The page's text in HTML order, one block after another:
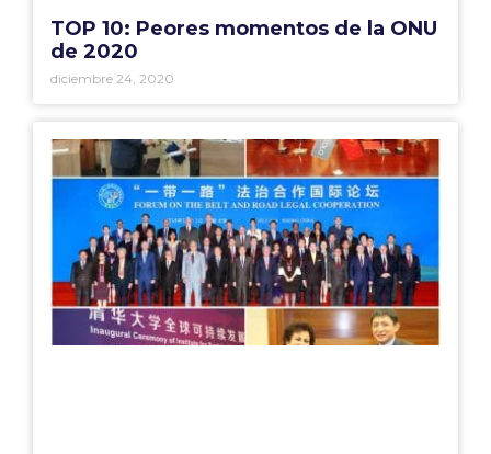
TOP 10: Peores momentos de la ONU
de 2020
diciembre 24, 2020